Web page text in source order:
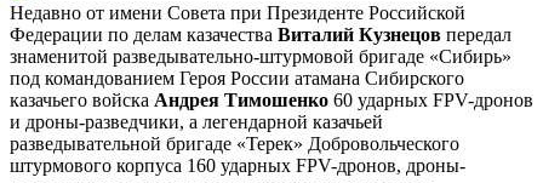
Недавно от имени Совета при Президенте Российской
Федерации по делам казачества Виталий Кузнецов передал
знаменитой разведывательно-штурмовой бригаде «Сибирь»
под командованием Героя России атамана Сибирского
казачьего войска Андрея Тимошенко 60 ударных FPV-дронов
и дроны-разведчики, а легендарной казачьей
разведывательной бригаде «Терек» Добровольческого
штурмового корпуса 160 ударных FPV-дронов, дроны-